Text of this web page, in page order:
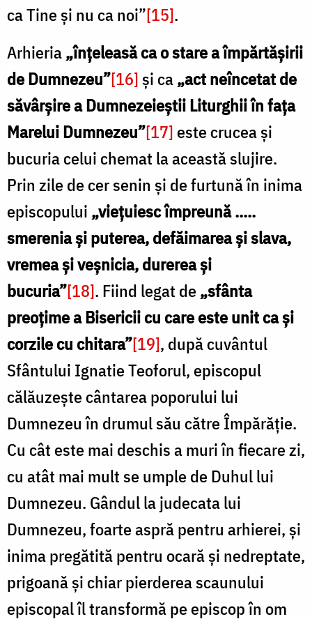
ca Tine și nu ca noi”[15].
Arhieria„înțeleasă ca o stare a împărtășirii
de Dumnezeu”[16]și ca„act neîncetat de
săvârșire a Dumnezeieștii Liturghii în fața
Marelui Dumnezeu”[17] este crucea și
bucuria celui chemat la această slujire.
Prin zile de cer senin și de furtună în inima
episcopului „viețuiesc împreună .....
smerenia și puterea, defăimarea și slava,
vremea și veșnicia, durerea și
bucuria”[18]. Fiind legat de„sfânta
preoțime a Bisericii cu care este unit ca și
corzile cu chitara”[19], după cuvântul
Sfântului Ignatie Teoforul, episcopul
călăuzește cântarea poporului lui
Dumnezeu în drumul său către Împărăție.
Cu cât este mai deschis a muri în fiecare zi,
cu atât mai mult se umple de Duhul lui
Dumnezeu. Gândul la judecata lui
Dumnezeu, foarte aspră pentru arhierei, și
inima pregătită pentru ocară și nedreptate,
prigoană și chiar pierderea scaunului
episcopal îl transformă pe episcop în om